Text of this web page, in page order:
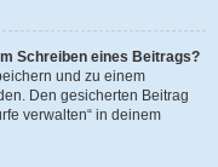
Schreiben eines Beitrags?
und zu einem
Den gesicherten Beitrag
verwalten“ in deinem